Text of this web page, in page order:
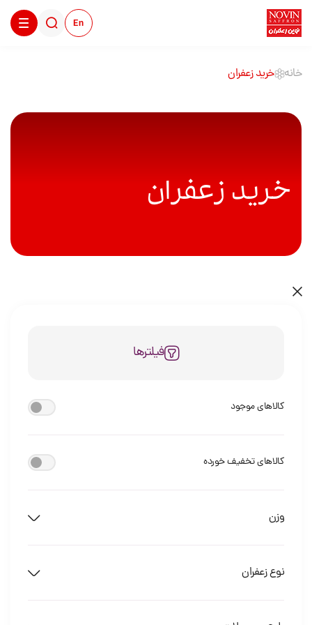
En
خانه خرید زعفران
خرید زعفران
فیلترها
کالاهای موجود
کالاهای تخفیف خورده
وزن
نوع زعفران